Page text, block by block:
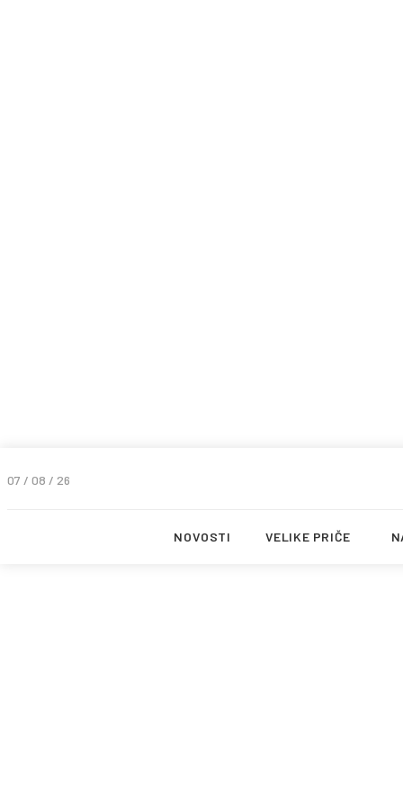
07 / 08 / 26
NOVOSTI VELIKE PRIČE